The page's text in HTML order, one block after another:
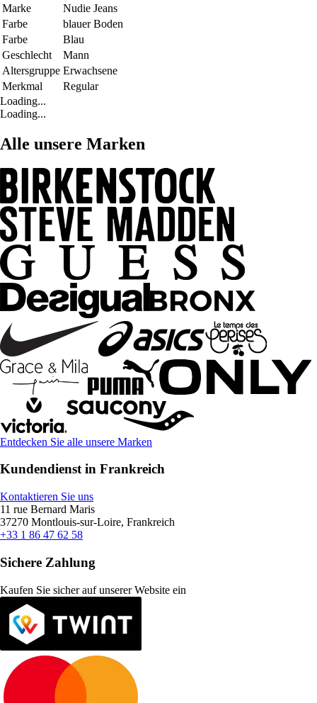
Marke
Nudie Jeans
Farbe
blauer Boden
Farbe
Blau
Geschlecht
Mann
Altersgruppe Erwachsene
Merkmal
Regular
Loading...
Loading...
Alle unsere Marken
Entdecken Sie alle unsere Marken
Kundendienst in Frankreich
Kontaktieren Sie uns
11 rue Bernard Maris
37270 Montlouis-sur-Loire, Frankreich
+33 1 86 47 62 58
Sichere Zahlung
Kaufen Sie sicher auf unserer Website ein